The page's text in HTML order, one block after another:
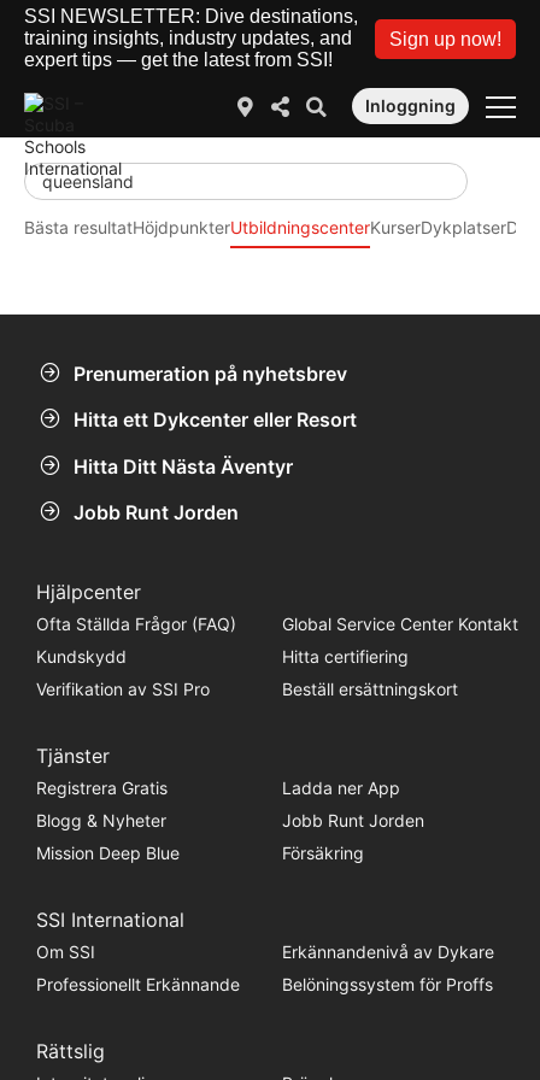
SSI NEWSLETTER: Dive destinations,
training insights, industry updates, and
expert tips — get the latest from SSI!
Sign up now!
Inloggning
Bästa resultatHöjdpunkterUtbildningscenterKurserDykplatser
Prenumeration på nyhetsbrev
Hitta ett Dykcenter eller Resort
Hitta Ditt Nästa Äventyr
Jobb Runt Jorden
Hjälpcenter
Ofta Ställda Frågor (FAQ)
Global Service Center Kontakt
Kundskydd
Hitta certifiering
Verifikation av SSI Pro
Beställ ersättningskort
Tjänster
Registrera Gratis
Ladda ner App
Blogg & Nyheter
Jobb Runt Jorden
Mission Deep Blue
Försäkring
SSI International
Om SSI
Erkännandenivå av Dykare
Professionellt Erkännande
Belöningssystem för Proffs
Rättslig